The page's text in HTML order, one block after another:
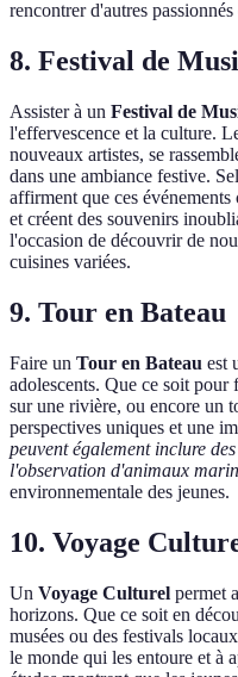
rencontrer d'autres
8. Festival de
Assister à un Festival de
l'effervescence et la culture.
nouveaux artistes, se
dans une ambiance festive.
affirment que ces
et créent des souvenirs
l'occasion de découvrir de
cuisines variées.
9. Tour en Bateau
Faire un Tour en Bateau est
adolescents. Que ce soit
sur une rivière, ou encore un
perspectives uniques et une
peuvent également inclure
l'observation d'animaux
environnementale des jeunes.
10. Voyage
Un Voyage Culturel permet
horizons. Que ce soit en
musées ou des festivals
le monde qui les entoure et à